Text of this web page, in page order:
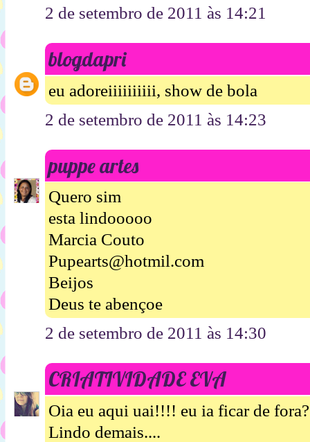
2 de setembro de 2011 às 14:21
blogdapri
eu adoreiiiiiiiiii, show de bola
2 de setembro de 2011 às 14:23
puppe artes
Quero sim
esta lindooooo
Marcia Couto
Pupearts@hotmil.com
Beijos
Deus te abençoe
2 de setembro de 2011 às 14:30
CRIATIVIDADE EVA
Oia eu aqui uai!!!! eu ia ficar de
Lindo demais....